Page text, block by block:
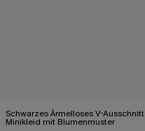
Schwarzes Ärmelloses V-Ausschnitt
Minikleid mit Blumenmuster